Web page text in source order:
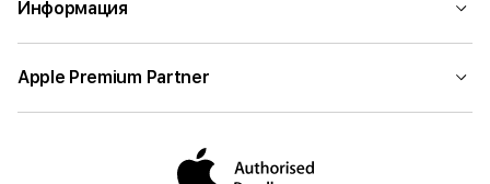
Информация
Apple Premium Partner